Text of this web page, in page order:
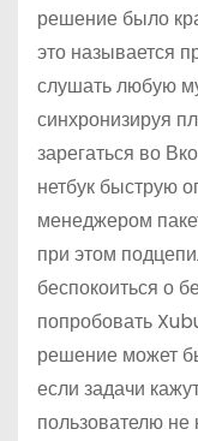
решение было
это называется
слушать любую
синхронизируя
зарегаться во
нетбук быструю
менеджером
при этом
беспокоиться о
попробовать
решение может
если задачи
пользователю